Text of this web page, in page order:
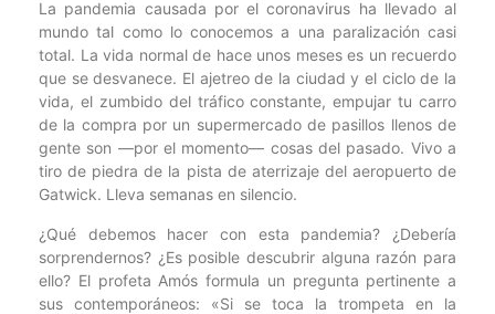
La pandemia causada por el coronavirus ha llevado al
mundo tal como lo conocemos a una paralización casi
total. La vida normal de hace unos meses es un recuerdo
que se desvanece. El ajetreo de la ciudad y el ciclo de la
vida, el zumbido del tráfico constante, empujar tu carro
de la compra por un supermercado de pasillos llenos de
gente son —por el momento— cosas del pasado. Vivo a
tiro de piedra de la pista de aterrizaje del aeropuerto de
Gatwick. Lleva semanas en silencio.
¿Qué debemos hacer con esta pandemia? ¿Debería
sorprendernos? ¿Es posible descubrir alguna razón para
ello? El profeta Amós formula un pregunta pertinente a
sus contemporáneos: «Si se toca la trompeta en la